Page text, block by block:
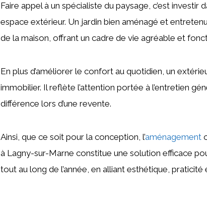
Faire appel à un spécialiste du paysage, c’est investir
espace extérieur. Un jardin bien aménagé et
de la maison, offrant un cadre de vie agréable et
En plus d’améliorer le confort au quotidien, un
immobilier. Il reflète l’attention portée à l’entretien
différence lors d’une revente.
Ainsi, que ce soit pour la conception, l’aménagement
à Lagny-sur-Marne constitue une solution efficace
tout au long de l’année, en alliant esthétique, praticité